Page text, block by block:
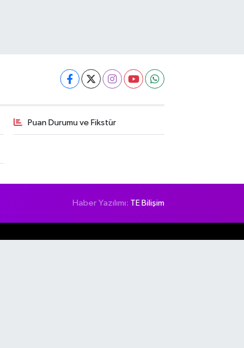
Puan Durumu ve Fikstür
Haber Yazılımı: TE Bilişim